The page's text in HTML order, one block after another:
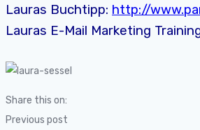
Lauras Buchtipp: http://
Lauras E-Mail Marketing
Share this on:
Previous post